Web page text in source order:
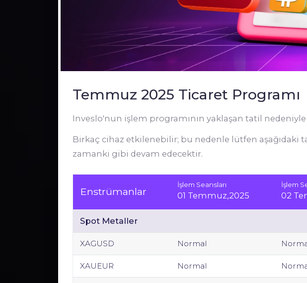
Temmuz 2025 Ticaret Programı
Inveslo'nun işlem programının yaklaşan tatil
Birkaç cihaz etkilenebilir; bu nedenle lütfen aşağıdaki
zamanki gibi devam edecektir.
Enstrümanlar
İşlem Seansları
01 Temmuz,2025
İşlem
02
Spot Metaller
XAGUSD Normal
XAUEUR Normal